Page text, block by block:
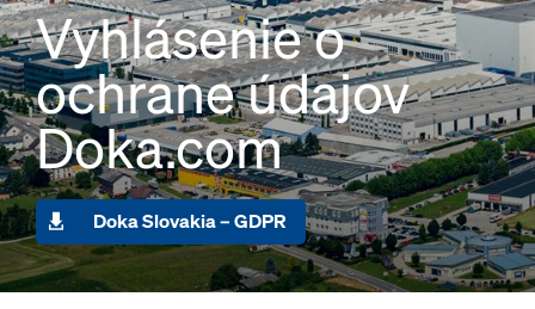
Vyhlásenie o
ochrane údajov
Doka.com
Doka Slovakia – GDPR